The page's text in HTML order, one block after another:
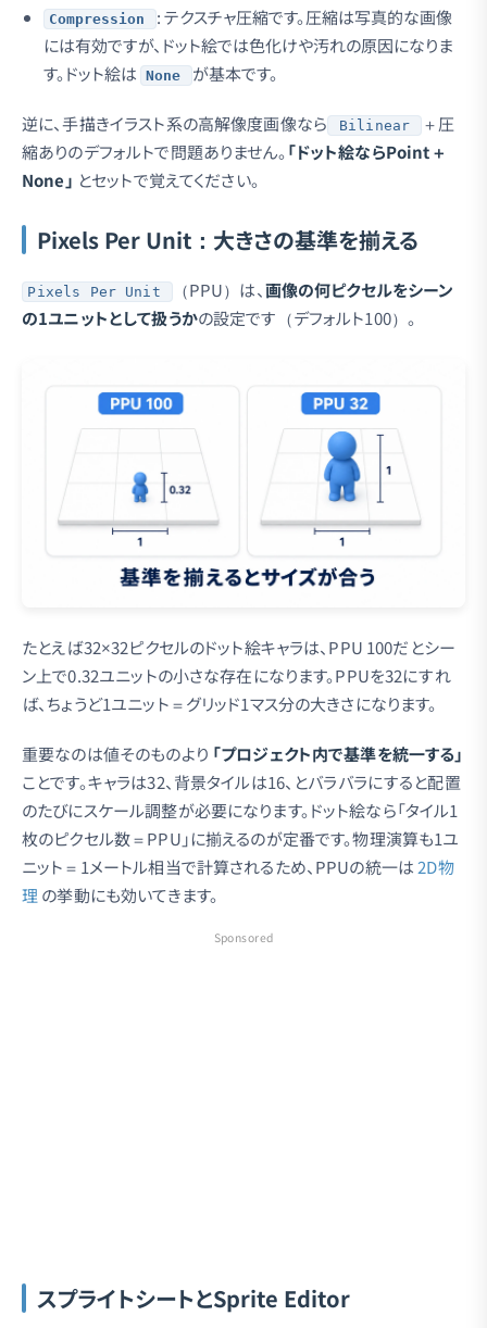
Compression
: テクスチャ圧縮です。圧縮は写真的な画像
には有効ですが、ドット絵では色化けや汚れの原因になりま
す。ドット絵は
None が基本です。
逆に、手描きイラスト系の高解像度画像なら Bilinear
＋圧
縮ありのデフォルトで問題ありません。「ドット絵ならPoint＋
None」 とセットで覚えてください。
Pixels Per Unit：大きさの基準を揃える
Pixels Per Unit （PPU）は、画像の何ピクセルをシーン
の1ユニットとして扱うかの設定です（デフォルト100）。
たとえば32×32ピクセルのドット絵キャラは、PPU 100だとシー
ン上で0.32ユニットの小さな存在になります。PPUを32にすれ
ば、ちょうど1ユニット＝グリッド1マス分の大きさになります。
重要なのは値そのものより 「プロジェクト内で基準を統一する」
ことです。キャラは32、背景タイルは16、とバラバラにすると配置
のたびにスケール調整が必要になります。ドット絵なら「タイル1
枚のピクセル数＝PPU」に揃えるのが定番です。物理演算も1ユ
ニット＝1メートル相当で計算されるため、PPUの統一は2D物
理の挙動にも効いてきます。
Sponsored
スプライトシートとSprite Editor